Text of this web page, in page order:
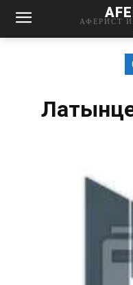
АФЕРИСТ